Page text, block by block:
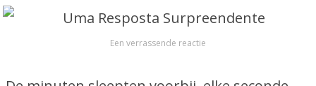
Een verrassende reactie